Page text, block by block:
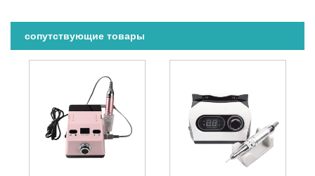
сопутствующие товары